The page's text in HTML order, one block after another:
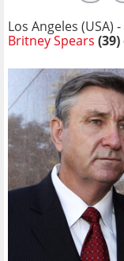
Los Angeles (USA) -
Britney Spears